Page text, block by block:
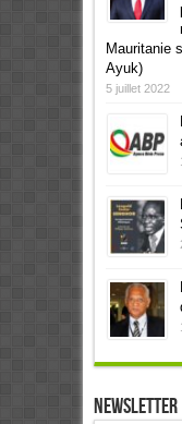
Mauritanie
Ayuk)
5 juillet 2022
Newsletter